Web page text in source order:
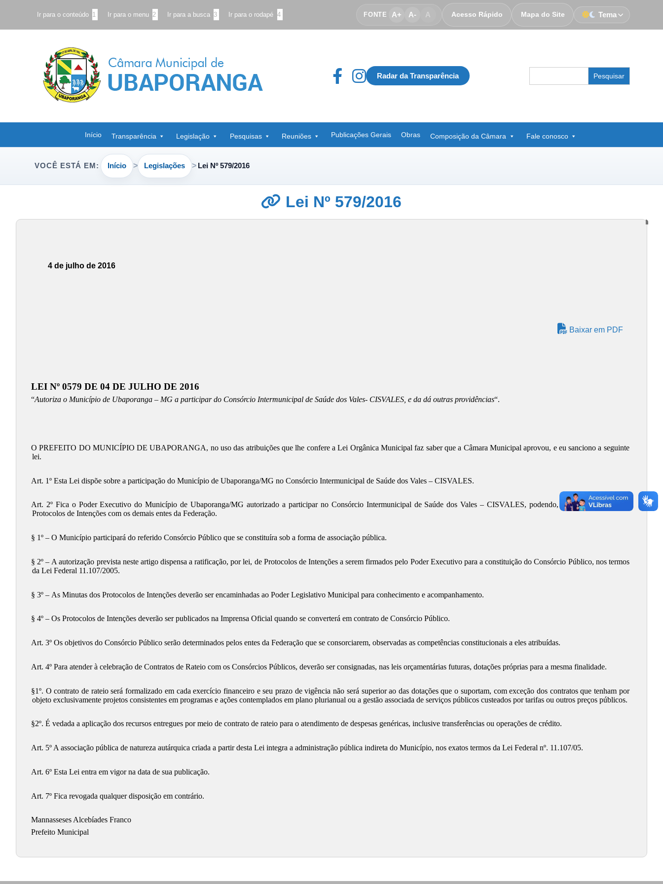
Ir para o conteúdo 1 Ir para o menu 2 Ir para a busca 3 Ir para o rodapé 4 FONTE A+ A- A Acesso Rápido Mapa do Site Tema
Radar da Transparência
for:
Início Transparência Legislação Pesquisas Reuniões Publicações Gerais Obras Composição da Câmara Fale conosco
VOCÊ ESTÁ EM: Início Legislações Lei Nº 579/2016
Lei Nº 579/2016
4 de julho de 2016
Baixar em PDF
LEI Nº 0579 DE 04 DE JULHO DE 2016
“Autoriza o Município de Ubaporanga – MG a participar do Consórcio Intermunicipal de Saúde dos Vales- CISVALES, e da dá outras providências“.
O PREFEITO DO MUNICÍPIO DE UBAPORANGA, no uso das atribuições que lhe confere a Lei Orgânica Municipal faz saber que a Câmara Municipal aprovou, e eu sanciono a seguinte
lei.
Art. 1º Esta Lei dispõe sobre a participação do Município de Ubaporanga/MG no Consórcio Intermunicipal de Saúde dos Vales – CISVALES.
Art. 2º Fica o Poder Executivo do Município de Ubaporanga/MG autorizado a participar no Consórcio Intermunicipal de Saúde dos Vales – CISVALES, podendo, para tanto, formalizar
Protocolos de Intenções com os demais entes da Federação.
§ 1º – O Município participará do referido Consórcio Público que se constituíra sob a forma de associação pública.
§ 2º – A autorização prevista neste artigo dispensa a ratificação, por lei, de Protocolos de Intenções a serem firmados pelo Poder Executivo para a constituição do Consórcio Público, nos termos
da Lei Federal 11.107/2005.
§ 3º – As Minutas dos Protocolos de Intenções deverão ser encaminhadas ao Poder Legislativo Municipal para conhecimento e acompanhamento.
§ 4º – Os Protocolos de Intenções deverão ser publicados na Imprensa Oficial quando se converterá em contrato de Consórcio Público.
Art. 3º Os objetivos do Consórcio Público serão determinados pelos entes da Federação que se consorciarem, observadas as competências constitucionais a eles atribuídas.
Art. 4º Para atender à celebração de Contratos de Rateio com os Consórcios Públicos, deverão ser consignadas, nas leis orçamentárias futuras, dotações próprias para a mesma finalidade.
§1º. O contrato de rateio será formalizado em cada exercício financeiro e seu prazo de vigência não será superior ao das dotações que o suportam, com exceção dos contratos que tenham por
objeto exclusivamente projetos consistentes em programas e ações contemplados em plano plurianual ou a gestão associada de serviços públicos custeados por tarifas ou outros preços públicos.
§2º. É vedada a aplicação dos recursos entregues por meio de contrato de rateio para o atendimento de despesas genéricas, inclusive transferências ou operações de crédito.
Art. 5º A associação pública de natureza autárquica criada a partir desta Lei integra a administração pública indireta do Município, nos exatos termos da Lei Federal nº. 11.107/05.
Art. 6º Esta Lei entra em vigor na data de sua publicação.
Art. 7º Fica revogada qualquer disposição em contrário.
Mannasseses Alcebíades Franco
Prefeito Municipal